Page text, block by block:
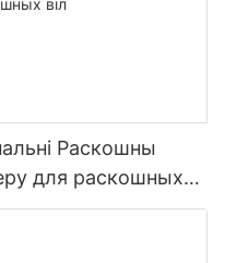
Раскошны
для раскошных